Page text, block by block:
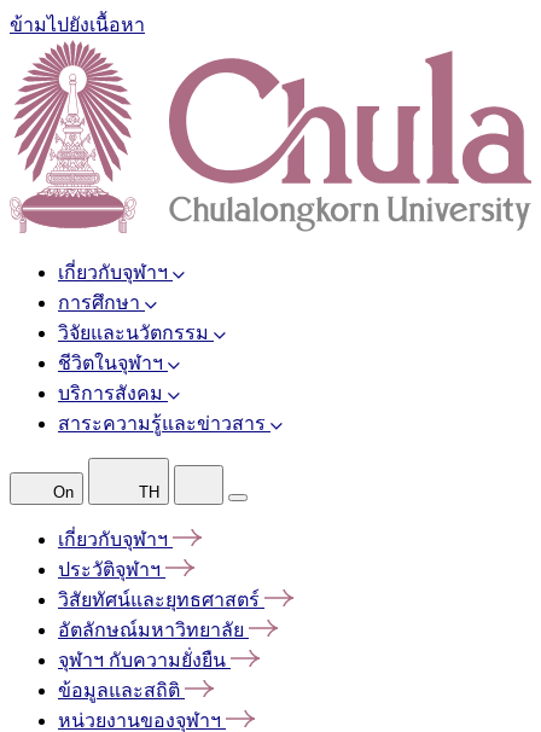
ข้ามไปยังเนื้อหา
เกี่ยวกับจุฬาฯ
การศึกษา
วิจัยและนวัตกรรม
ชีวิตในจุฬาฯ
บริการสังคม
สาระความรู้และข่าวสาร
On TH
เกี่ยวกับจุฬาฯ
ประวัติจุฬาฯ
วิสัยทัศน์และยุทธศาสตร์
อัตลักษณ์มหาวิทยาลัย
จุฬาฯ กับความยั่งยืน
ข้อมูลและสถิติ
หน่วยงานของจุฬาฯ